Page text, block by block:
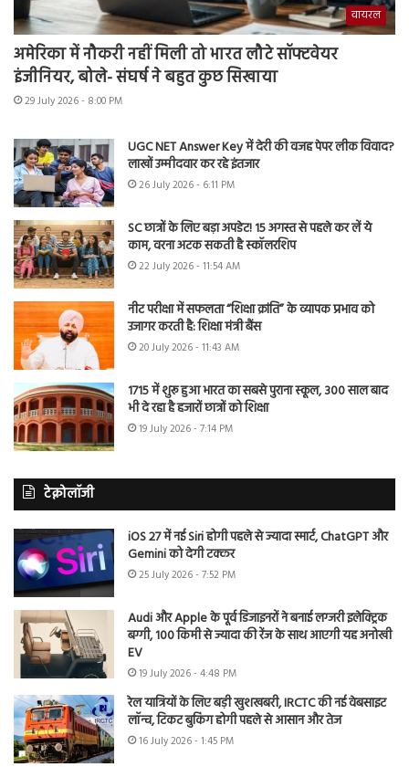
वायरल
अमेरिका में नौकरी नहीं मिली तो भारत लौटे सॉफ्टवेयर
इंजीनियर, बोले- संघर्ष ने बहुत कुछ सिखाया
29 July 2026 - 8:00 PM
UGC NET Answer Key में देरी की वजह पेपर लीक विवाद?
लाखों उम्मीदवार कर रहे इंतजार
26 July 2026 - 6:11 PM
SC छात्रों के लिए बड़ा अपडेट! 15 अगस्त से पहले कर लें ये
काम, वरना अटक सकती है स्कॉलरशिप
22 July 2026 - 11:54 AM
नीट परीक्षा में सफलता “शिक्षा क्रांति” के व्यापक प्रभाव को
उजागर करती है: शिक्षा मंत्री बैंस
20 July 2026 - 11:43 AM
1715 में शुरू हुआ भारत का सबसे पुराना स्कूल, 300 साल बाद
भी दे रहा है हजारों छात्रों को शिक्षा
19 July 2026 - 7:14 PM
टेक्नोलॉजी
iOS 27 में नई Siri होगी पहले से ज्यादा स्मार्ट, ChatGPT और
Gemini को देगी टक्कर
25 July 2026 - 7:52 PM
Audi और Apple के पूर्व डिजाइनरों ने बनाई लग्जरी इलेक्ट्रिक
बग्गी, 100 किमी से ज्यादा की रेंज के साथ आएगी यह अनोखी
EV
19 July 2026 - 4:48 PM
रेल यात्रियों के लिए बड़ी खुशखबरी, IRCTC की नई वेबसाइट
लॉन्च, टिकट बुकिंग होगी पहले से आसान और तेज
16 July 2026 - 1:45 PM